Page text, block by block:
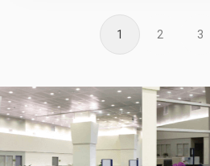
1 2 3